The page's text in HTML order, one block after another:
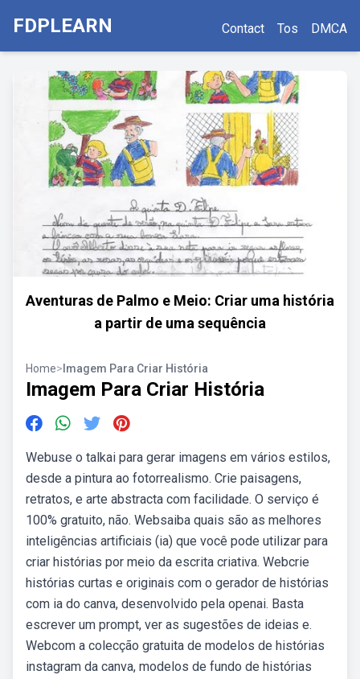
FDPLEARN Contact Tos DMCA
Aventuras de Palmo e Meio: Criar uma história
a partir de uma sequência
Home> Imagem Para Criar História
Imagem Para Criar História
Webuse o talkai para gerar imagens em vários estilos,
desde a pintura ao fotorrealismo. Crie paisagens,
retratos, e arte abstracta com facilidade. O serviço é
100% gratuito, não. Websaiba quais são as melhores
inteligências artificiais (ia) que você pode utilizar para
criar histórias por meio da escrita criativa. Webcrie
histórias curtas e originais com o gerador de histórias
com ia do canva, desenvolvido pela openai. Basta
escrever um prompt, ver as sugestões de ideias e.
Webcom a colecção gratuita de modelos de histórias
instagram da canva, modelos de fundo de histórias